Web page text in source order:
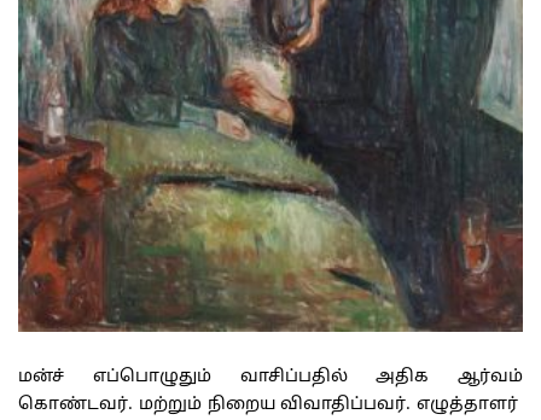
மன்ச் எப்பொழுதும் வாசிப்பதில் அதிக ஆர்வம்
கொண்டவர். மற்றும் நிறைய விவாதிப்பவர். எழுத்தாளர்